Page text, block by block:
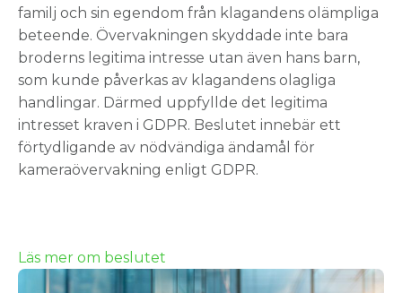
familj och sin egendom från klagandens olämpliga
beteende. Övervakningen skyddade inte bara
broderns legitima intresse utan även hans barn,
som kunde påverkas av klagandens olagliga
handlingar. Därmed uppfyllde det legitima
intresset kraven i GDPR. Beslutet innebär ett
förtydligande av nödvändiga ändamål för
kameraövervakning enligt GDPR.
Läs mer om beslutet